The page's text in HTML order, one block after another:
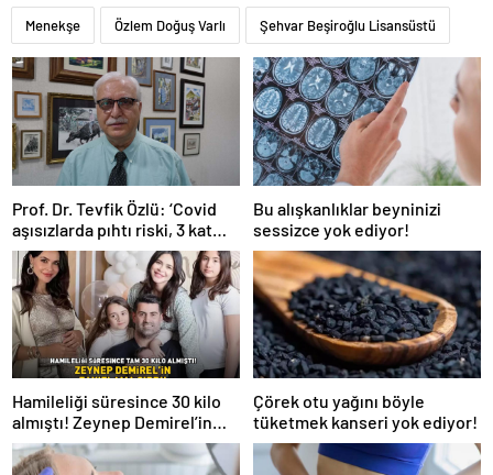
Menekşe Özlem Doğuş Varlı Şehvar Beşiroğlu Lisansüstü
Prof. Dr. Tevfik Özlü: ‘Covid
aşısızlarda pıhtı riski, 3 kat
daha fazla’
Bu alışkanlıklar beyninizi
sessizce yok ediyor!
Hamileliği süresince 30 kilo
almıştı! Zeynep Demirel’in
zayıflama sırrı! MUCİZEVİ
ETKİ!
Çörek otu yağını böyle
tüketmek kanseri yok ediyor!